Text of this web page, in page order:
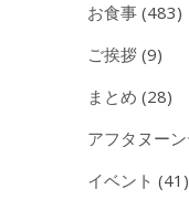
お食事 (483)
ご挨拶 (9)
まとめ (28)
アフタヌー
イベント (41)